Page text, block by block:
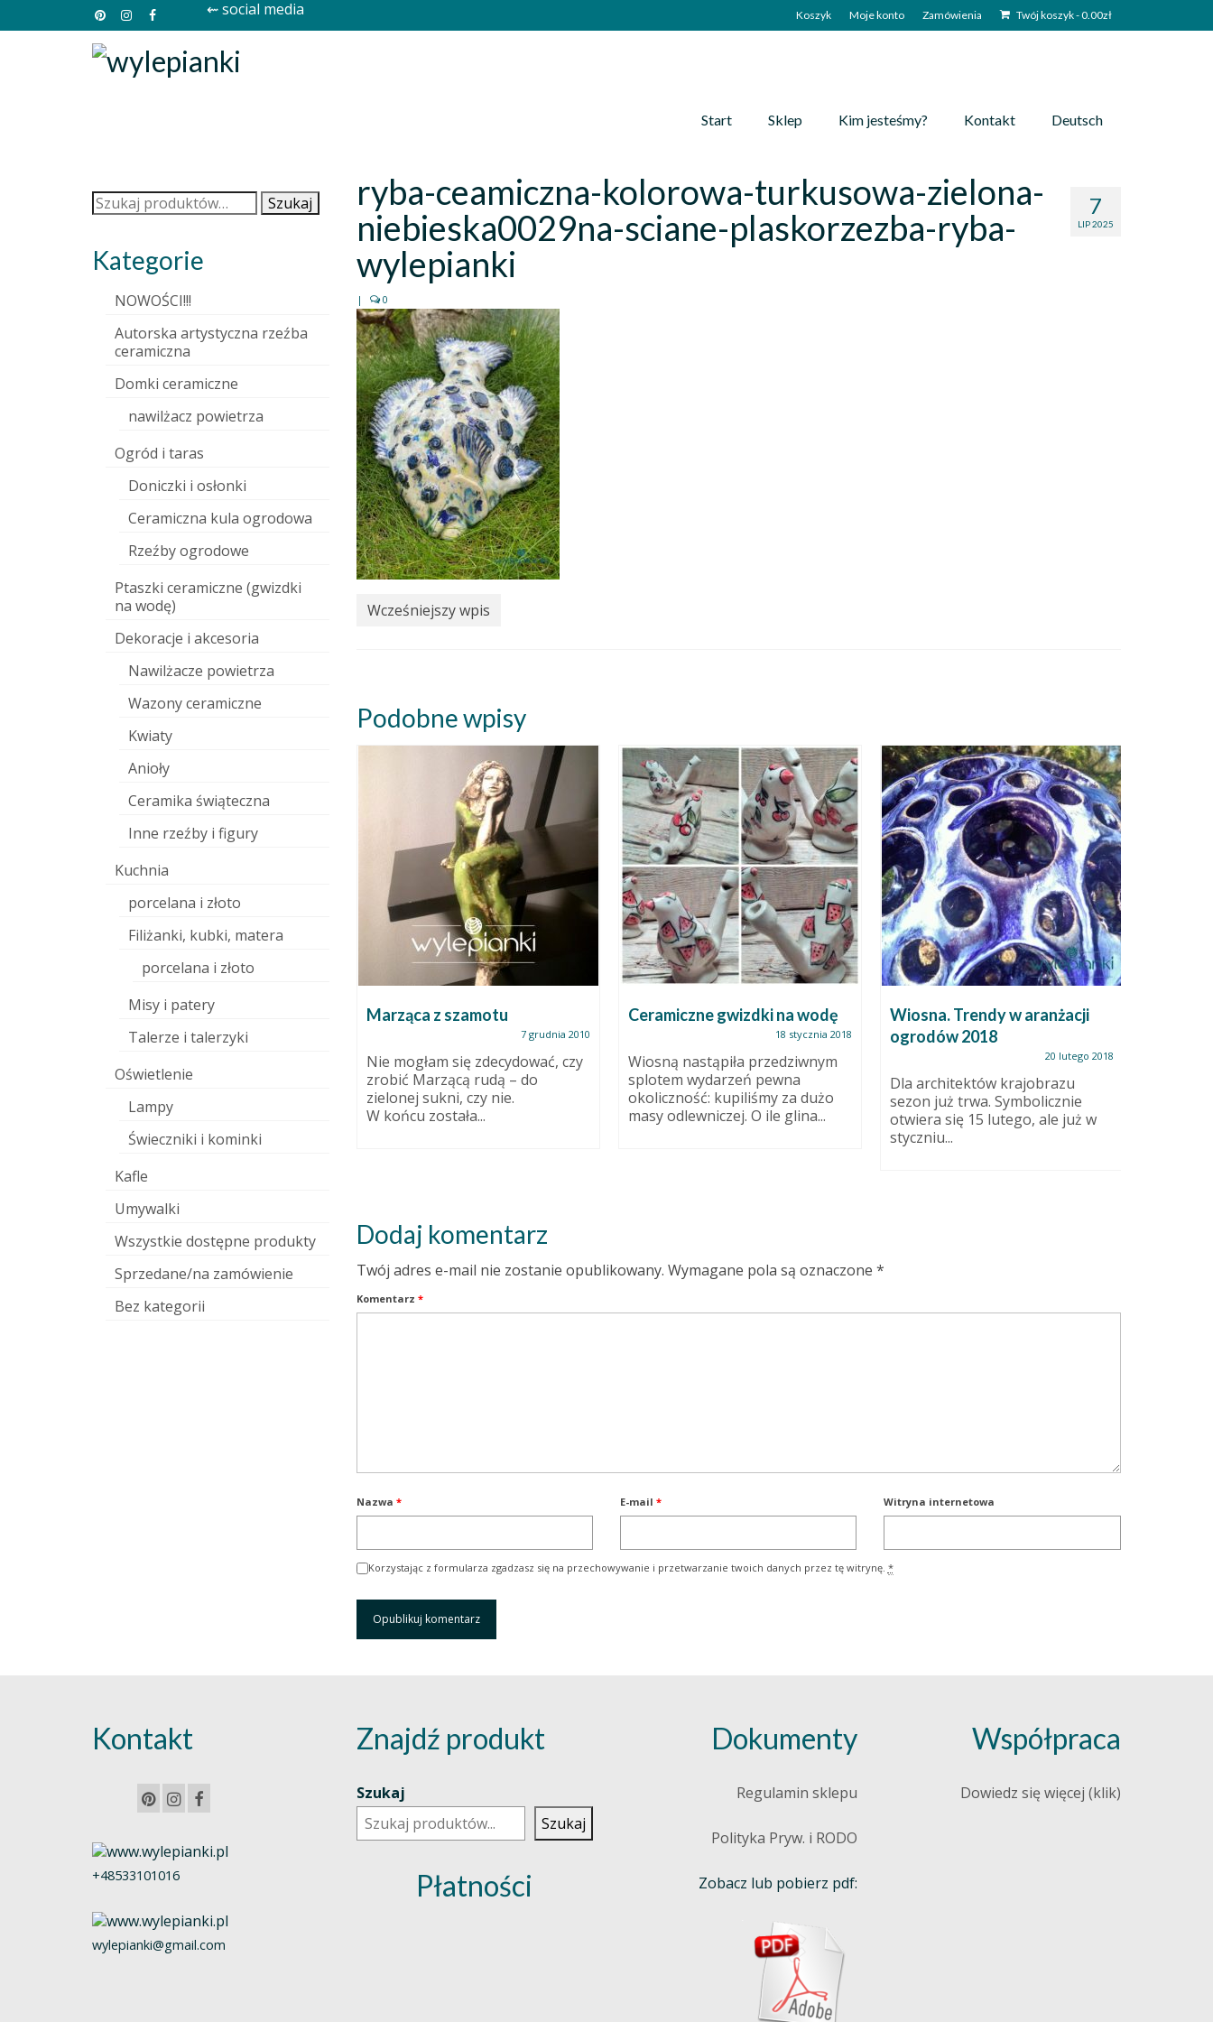
Koszyk Moje konto Zamówienia Twój koszyk-0.00zł
⇜ social media
Start Sklep Kim jesteśmy? Kontakt Deutsch
7
LIP 2025
ryba-ceamiczna-kolorowa-turkusowa-zielona-
niebieska0029na-sciane-plaskorzezba-ryba-
wylepianki
| 0
Wcześniejszy wpis
Podobne wpisy
ARTeria – artystyczne
wakacje w Nowogardzie!
ARTeria – międzynarodowe
warsztaty artystyczne tętniące
energią Na myśl o tych
warsztatach młodym ludziom
kołatają...
Marząca z szamotu
7 grudnia 2010
Nie mogłam się zdecydować, czy
zrobić Marzącą rudą – do
zielonej sukni, czy nie.
W końcu została...
Ceramiczne gwizdki na wodę
18 stycznia 2018
Wiosną nastąpiła przedziwnym
splotem wydarzeń pewna
okoliczność: kupiliśmy za dużo
masy odlewniczej. O ile glina...
Wiosna. Trendy w aranżacji
ogrodów 2018
20 lutego 2018
Dla architektów krajobrazu
sezon już trwa. Symbolicznie
otwiera się 15 lutego, ale już w
styczniu...
Dodaj komentarz
Twój adres e-mail nie zostanie opublikowany. Wymagane pola są oznaczone *
Komentarz *
Nazwa * E-mail * Witryna internetowa
Korzystając z formularza zgadzasz się na przechowywanie i przetwarzanie twoich danych przez tę witrynę. *
Szukaj: Szukaj
Kategorie
NOWOŚCI!!!
Autorska artystyczna rzeźba
ceramiczna
Domki ceramiczne
nawilżacz powietrza
Ogród i taras
Doniczki i osłonki
Ceramiczna kula ogrodowa
Rzeźby ogrodowe
Ptaszki ceramiczne (gwizdki
na wodę)
Dekoracje i akcesoria
Nawilżacze powietrza
Wazony ceramiczne
Kwiaty
Anioły
Ceramika świąteczna
Inne rzeźby i figury
Kuchnia
porcelana i złoto
Filiżanki, kubki, matera
porcelana i złoto
Misy i patery
Talerze i talerzyki
Oświetlenie
Lampy
Świeczniki i kominki
Kafle
Umywalki
Wszystkie dostępne produkty
Sprzedane/na zamówienie
Bez kategorii
Kontakt
+48533101016
wylepianki@gmail.com
Znajdź produkt
Szukaj
Szukaj
Płatności
Dokumenty
Regulamin sklepu
Polityka Pryw. i RODO
Zobacz lub pobierz pdf:
Współpraca
Dowiedz się więcej (klik)